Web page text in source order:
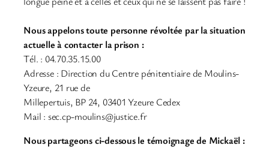
Nous appelons toute personne révoltée par la situation
actuelle à contacter la prison :
Tél. : 04.70.35.15.00
Adresse : Direction du Centre pénitentiaire de Moulins-
Yzeure, 21 rue de
Millepertuis, BP 24, 03401 Yzeure Cedex
Mail : sec.cp-moulins@justice.fr
Nous partageons ci-dessous le témoignage de Mickaël :